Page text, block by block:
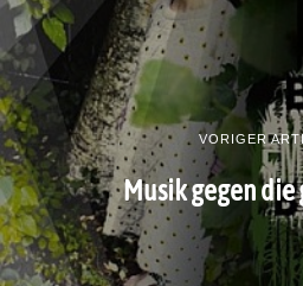
VORIGER
Musik gegen die